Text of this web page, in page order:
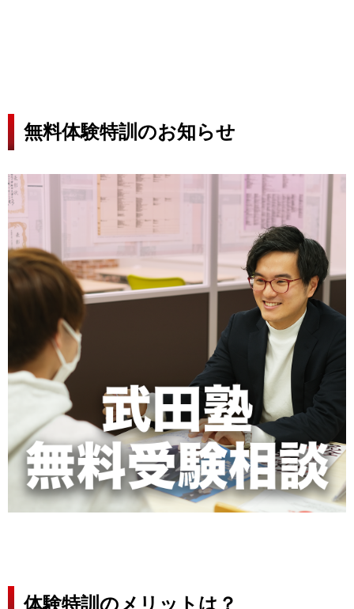
無料体験特訓のお知らせ
体験特訓のメリットは？